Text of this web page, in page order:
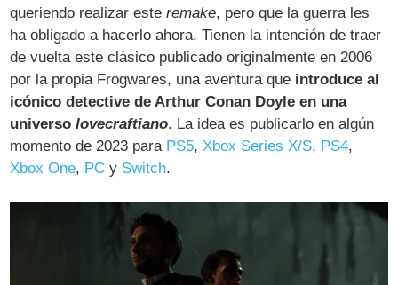
queriendo realizar esteremake, pero que la guerra les
ha obligado a hacerlo ahora. Tienen la intención de traer
de vuelta este clásico publicado originalmente en 2006
por la propia Frogwares, una aventura que introduce al
icónico detective de Arthur Conan Doyle en una
universolovecraftiano. La idea es publicarlo en algún
momento de 2023 para PS5,Xbox Series X/S, PS4,
Xbox One, PC y Switch.